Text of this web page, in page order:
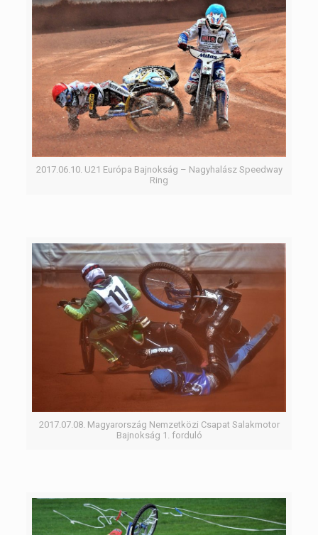
2017.06.10. U21 Európa Bajnokság – Nagyhalász Speedway
Ring
2017.07.08. Magyarország Nemzetközi Csapat Salakmotor
Bajnokság 1. forduló